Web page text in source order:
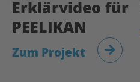
Erklärvideo für
PEELIKAN
Zum Projekt